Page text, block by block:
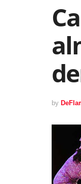
by